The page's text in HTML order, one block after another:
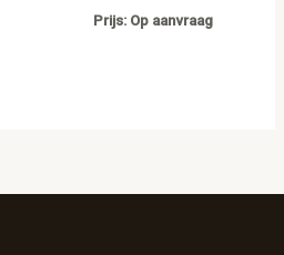
Prijs: Op aanvraag